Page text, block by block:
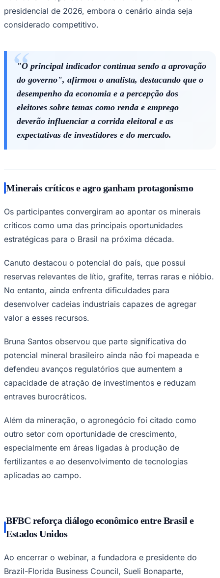
São Paulo
Santos
presidencial de 2026, embora o cenário ainda seja
considerado competitivo.
"O principal indicador continua sendo a aprovação
do governo", afirmou o analista, destacando que o
desempenho da economia e a percepção dos
eleitores sobre temas como renda e emprego
deverão influenciar a corrida eleitoral e as
expectativas de investidores e do mercado.
Minerais críticos e agro ganham protagonismo
Os participantes convergiram ao apontar os minerais
críticos como uma das principais oportunidades
estratégicas para o Brasil na próxima década.
Canuto destacou o potencial do país, que possui
reservas relevantes de lítio, grafite, terras raras e nióbio.
No entanto, ainda enfrenta dificuldades para
desenvolver cadeias industriais capazes de agregar
valor a esses recursos.
Bruna Santos observou que parte significativa do
potencial mineral brasileiro ainda não foi mapeada e
defendeu avanços regulatórios que aumentem a
capacidade de atração de investimentos e reduzam
entraves burocráticos.
Além da mineração, o agronegócio foi citado como
outro setor com oportunidade de crescimento,
especialmente em áreas ligadas à produção de
fertilizantes e ao desenvolvimento de tecnologias
aplicadas ao campo.
BFBC reforça diálogo econômico entre Brasil e
Estados Unidos
Ao encerrar o webinar, a fundadora e presidente do
Brazil-Florida Business Council, Sueli Bonaparte,